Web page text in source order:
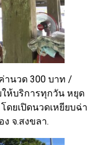
านวด 300 บาท /
ห้บริการทุกวัน หยุด
ดยเปิดนวดเหยียบฉ่า
ง จ.สงขลา.